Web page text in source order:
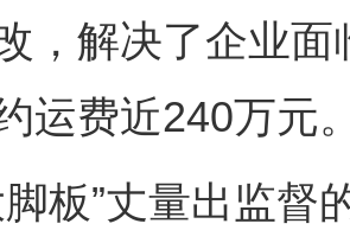
，解决了企业
运费近240万元
”丈量出监督的